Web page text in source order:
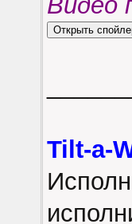
Tilt-a-